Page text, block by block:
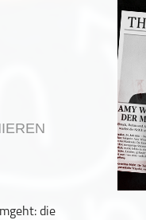
die